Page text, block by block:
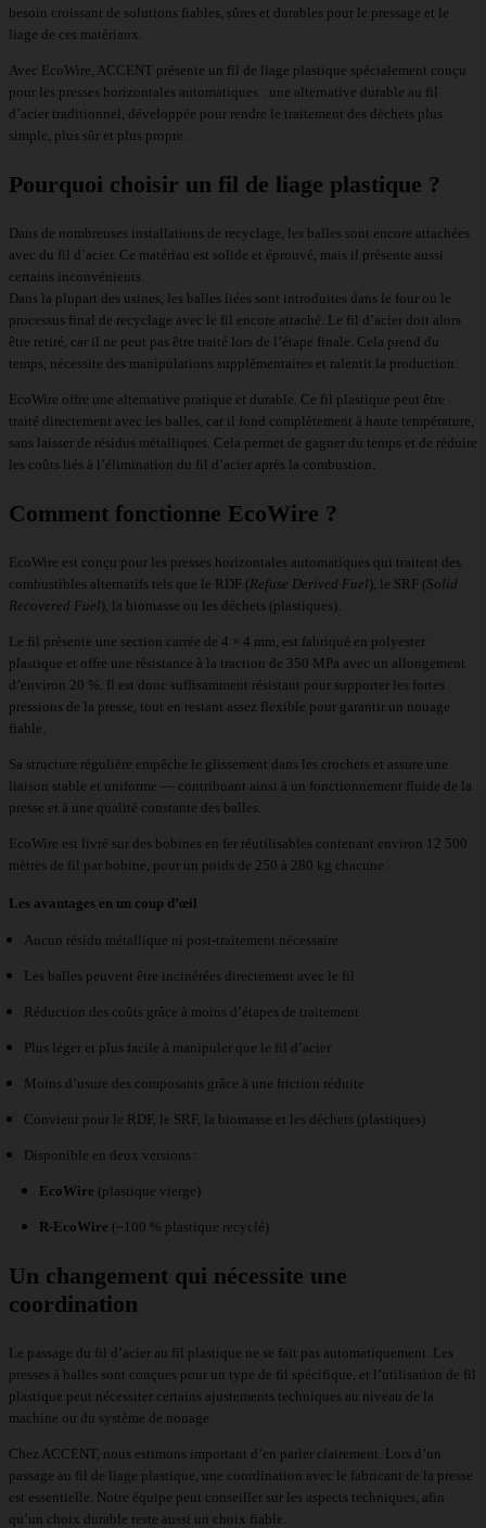
besoin croissant de solutions fiables, sûres et durables pour le pressage et le
liage de ces matériaux.
Avec EcoWire, ACCENT présente un fil de liage plastique spécialement conçu
pour les presses horizontales automatiques : une alternative durable au fil
d’acier traditionnel, développée pour rendre le traitement des déchets plus
simple, plus sûr et plus propre.
Pourquoi choisir un fil de liage plastique ?
Dans de nombreuses installations de recyclage, les balles sont encore attachées
avec du fil d’acier. Ce matériau est solide et éprouvé, mais il présente aussi
certains inconvénients.
Dans la plupart des usines, les balles liées sont introduites dans le four ou le
processus final de recyclage avec le fil encore attaché. Le fil d’acier doit alors
être retiré, car il ne peut pas être traité lors de l’étape finale. Cela prend du
temps, nécessite des manipulations supplémentaires et ralentit la production.
EcoWire offre une alternative pratique et durable. Ce fil plastique peut être
traité directement avec les balles, car il fond complètement à haute température,
sans laisser de résidus métalliques. Cela permet de gagner du temps et de réduire
les coûts liés à l’élimination du fil d’acier après la combustion.
Comment fonctionne EcoWire ?
EcoWire est conçu pour les presses horizontales automatiques qui traitent des
combustibles alternatifs tels que le RDF (Refuse Derived Fuel ), le SRF (Solid
Recovered Fuel ), la biomasse ou les déchets (plastiques).
Le fil présente une section carrée de 4 × 4 mm, est fabriqué en polyester
plastique et offre une résistance à la traction de 350 MPa avec un allongement
d’environ 20 %. Il est donc suffisamment résistant pour supporter les fortes
pressions de la presse, tout en restant assez flexible pour garantir un nouage
fiable.
Sa structure régulière empêche le glissement dans les crochets et assure une
liaison stable et uniforme — contribuant ainsi à un fonctionnement fluide de la
presse et à une qualité constante des balles.
EcoWire est livré sur des bobines en fer réutilisables contenant environ 12 500
mètres de fil par bobine, pour un poids de 250 à 280 kg chacune.
Les avantages en un coup d’œil
Aucun résidu métallique ni post-traitement nécessaire
Les balles peuvent être incinérées directement avec le fil
Réduction des coûts grâce à moins d’étapes de traitement
Plus léger et plus facile à manipuler que le fil d’acier
Moins d’usure des composants grâce à une friction réduite
Convient pour le RDF, le SRF, la biomasse et les déchets (plastiques)
Disponible en deux versions :
EcoWire (plastique vierge)
R-EcoWire (~100 % plastique recyclé)
Un changement qui nécessite une
coordination
Le passage du fil d’acier au fil plastique ne se fait pas automatiquement. Les
presses à balles sont conçues pour un type de fil spécifique, et l’utilisation de fil
plastique peut nécessiter certains ajustements techniques au niveau de la
machine ou du système de nouage.
Chez ACCENT, nous estimons important d’en parler clairement. Lors d’un
passage au fil de liage plastique, une coordination avec le fabricant de la presse
est essentielle. Notre équipe peut conseiller sur les aspects techniques, afin
qu’un choix durable reste aussi un choix fiable.